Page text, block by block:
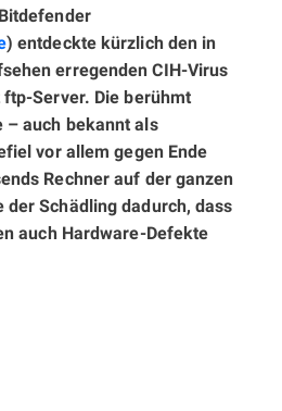
) entdeckte kürzlich den in
erregenden CIH-Virus
Server. Die berühmt
auch bekannt als
vor allem gegen Ende
Rechner auf der ganzen
der Schädling dadurch, dass
auch Hardware-Defekte